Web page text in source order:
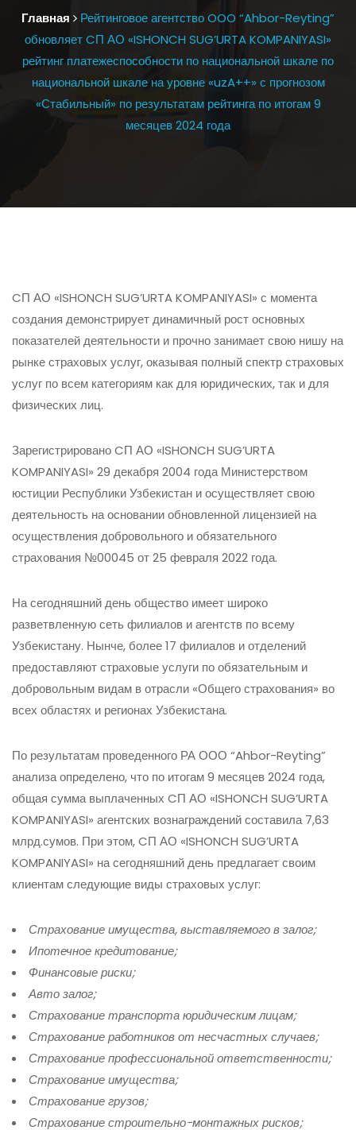
Главная
Рейтинговое агентство OOO “Ahbor-Reyting”
обновляет CП АО «ISHONCH SUG’URTA KOMPANIYASI»
рейтинг платежеспособности по национальной шкале по
национальной шкале на уровне «uzA++» с прогнозом
«Стабильный» по результатам рейтинга по итогам 9
месяцев 2024 года
CП АО «ISHONCH SUG’URTA KOMPANIYASI» с момента
создания демонстрирует динамичный рост основных
показателей деятельности и прочно занимает свою нишу на
рынке страховых услуг, оказывая полный спектр страховых
услуг по всем категориям как для юридических, так и для
физических лиц.
Зарегистрировано CП АО «ISHONCH SUG’URTA
KOMPANIYASI» 29 декабря 2004 года Министерством
юстиции Республики Узбекистан и осуществляет свою
деятельность на основании обновленной лицензией на
осуществления добровольного и обязательного
страхования №00045 от 25 февраля 2022 года.
На сегодняшний день общество имеет широко
разветвленную сеть филиалов и агентств по всему
Узбекистану. Нынче, более 17 филиалов и отделений
предоставляют страховые услуги по обязательным и
добровольным видам в отрасли «Общего страхования» во
всех областях и регионах Узбекистана.
По результатам проведенного РА ООО “Ahbor-Reyting”
анализа определено, что по итогам 9 месяцев 2024 года,
общая сумма выплаченных CП АО «ISHONCH SUG’URTA
KOMPANIYASI» агентских вознаграждений составила 7,63
млрд.сумов. При этом, CП АО «ISHONCH SUG’URTA
KOMPANIYASI» на сегодняшний день предлагает своим
клиентам следующие виды страховых услуг:
Страхование имущества, выставляемого в залог;
Ипотечное кредитование;
Финансовые риски;
Авто залог;
Страхование транспорта юридическим лицам;
Страхование работников от несчастных случаев;
Страхование профессиональной ответственности;
Страхование имущества;
Страхование грузов;
Страхование строительно-монтажных рисков;